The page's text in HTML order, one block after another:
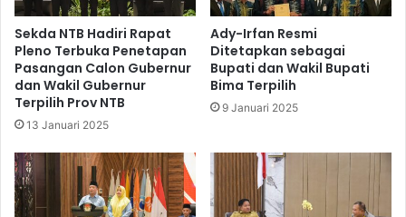
Sekda NTB Hadiri Rapat
Pleno Terbuka Penetapan
Pasangan Calon Gubernur
dan Wakil Gubernur
Terpilih Prov NTB
13 Januari 2025
Ady-Irfan Resmi
Ditetapkan sebagai
Bupati dan Wakil Bupati
Bima Terpilih
9 Januari 2025